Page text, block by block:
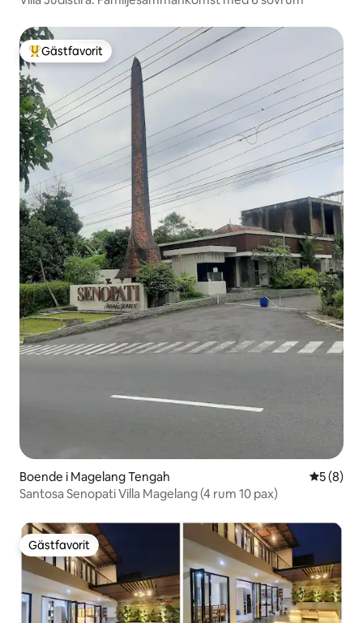
Populär gästfavorit
Gästfavorit
Boende i Magelang Tengah 5 av 5 i
5 (8)
Santosa Senopati Villa Magelang (4 rum 10 pax)
Gästfavorit
Gästfavorit